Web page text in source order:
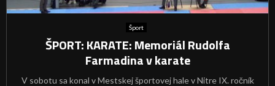
Šport
ŠPORT: KARATE: Memoriál Rudolfa
Farmadina v karate
V sobotu sa konal v Mestskej športovej hale v Nitre IX. ročník